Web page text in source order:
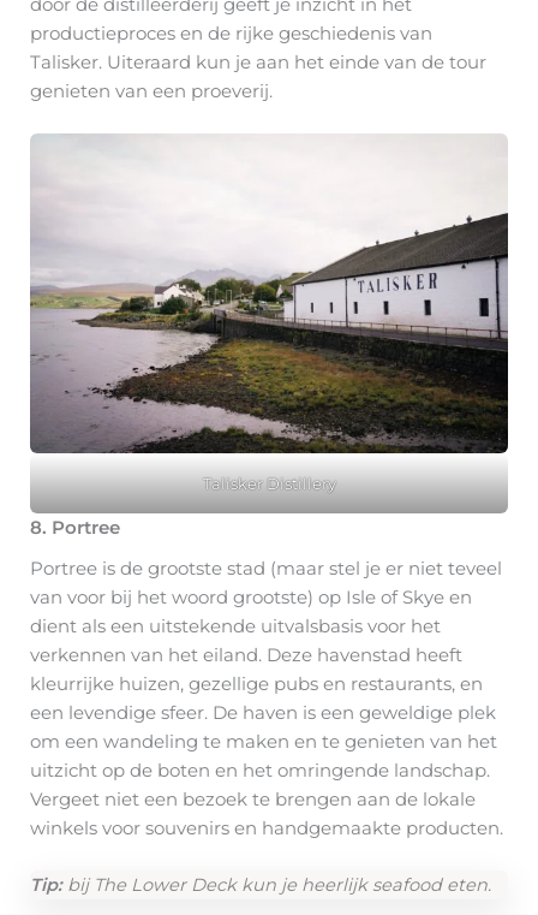
door de distilleerderij geeft je inzicht in het
productieproces en de rijke geschiedenis van
Talisker. Uiteraard kun je aan het einde van de tour
genieten van een proeverij.
Talisker Distillery
8. Portree
Portree is de grootste stad (maar stel je er niet teveel
van voor bij het woord grootste) op Isle of Skye en
dient als een uitstekende uitvalsbasis voor het
verkennen van het eiland. Deze havenstad heeft
kleurrijke huizen, gezellige pubs en restaurants, en
een levendige sfeer. De haven is een geweldige plek
om een wandeling te maken en te genieten van het
uitzicht op de boten en het omringende landschap.
Vergeet niet een bezoek te brengen aan de lokale
winkels voor souvenirs en handgemaakte producten.
Tip: bij The Lower Deck kun je heerlijk seafood eten.